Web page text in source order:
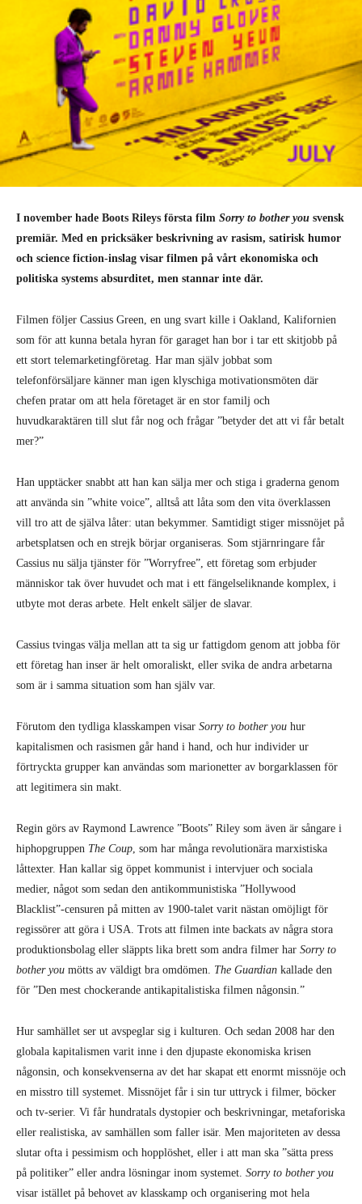
I november hade Boots Rileys första film Sorry to bother you svensk
premiär. Med en pricksäker beskrivning av rasism, satirisk humor
och science fiction-inslag visar filmen på vårt ekonomiska och
politiska systems absurditet, men stannar inte där.
Filmen följer Cassius Green, en ung svart kille i Oakland, Kalifornien
som för att kunna betala hyran för garaget han bor i tar ett skitjobb på
ett stort telemarketingföretag. Har man själv jobbat som
telefonförsäljare känner man igen klyschiga motivationsmöten där
chefen pratar om att hela företaget är en stor familj och
huvudkaraktären till slut får nog och frågar ”betyder det att vi får betalt
mer?”
Han upptäcker snabbt att han kan sälja mer och stiga i graderna genom
att använda sin ”white voice”, alltså att låta som den vita överklassen
vill tro att de själva låter: utan bekymmer. Samtidigt stiger missnöjet på
arbetsplatsen och en strejk börjar organiseras. Som stjärnringare får
Cassius nu sälja tjänster för ”Worryfree”, ett företag som erbjuder
människor tak över huvudet och mat i ett fängelseliknande komplex, i
utbyte mot deras arbete. Helt enkelt säljer de slavar.
Cassius tvingas välja mellan att ta sig ur fattigdom genom att jobba för
ett företag han inser är helt omoraliskt, eller svika de andra arbetarna
som är i samma situation som han själv var.
Förutom den tydliga klasskampen visar Sorry to bother you hur
kapitalismen och rasismen går hand i hand, och hur individer ur
förtryckta grupper kan användas som marionetter av borgarklassen för
att legitimera sin makt.
Regin görs av Raymond Lawrence ”Boots” Riley som även är sångare i
hiphopgruppen The Coup , som har många revolutionära marxistiska
låttexter. Han kallar sig öppet kommunist i intervjuer och sociala
medier, något som sedan den antikommunistiska ”Hollywood
Blacklist”-censuren på mitten av 1900-talet varit nästan omöjligt för
regissörer att göra i USA. Trots att filmen inte backats av några stora
produktionsbolag eller släppts lika brett som andra filmer har Sorry to
bother you mötts av väldigt bra omdömen. The Guardian kallade den
för ”Den mest chockerande antikapitalistiska filmen någonsin.”
Hur samhället ser ut avspeglar sig i kulturen. Och sedan 2008 har den
globala kapitalismen varit inne i den djupaste ekonomiska krisen
någonsin, och konsekvenserna av det har skapat ett enormt missnöje och
en misstro till systemet. Missnöjet får i sin tur uttryck i filmer, böcker
och tv-serier. Vi får hundratals dystopier och beskrivningar, metaforiska
eller realistiska, av samhällen som faller isär. Men majoriteten av dessa
slutar ofta i pessimism och hopplöshet, eller i att man ska ”sätta press
på politiker” eller andra lösningar inom systemet. Sorry to bother you
visar istället på behovet av klasskamp och organisering mot hela